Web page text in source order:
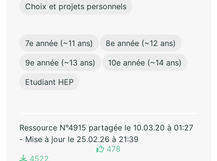
Choix et projets personnels
7e année (~11 ans)
8e année (~12 ans)
9e année (~13 ans)
10e année (~14 ans)
Etudiant HEP
Ressource N°4915 partagée le 10.03.20 à 01:27
- Mise à jour le 25.02.26 à 21:39
478
4522